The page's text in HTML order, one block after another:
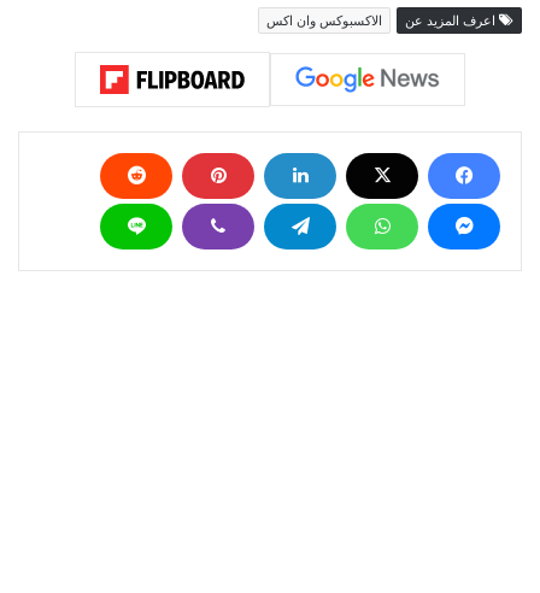
اعرف المزيد عن الاكسبوكس وان اكس